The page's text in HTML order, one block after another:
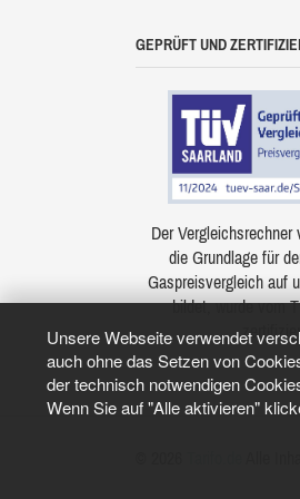
Unsere Webseite verwendet
auch ohne das Setzen von
der technisch notwendigen
Wenn Sie auf "Alle aktivieren"
GEPRÜFT UND
Der Vergleichsrechner
die Grundlage für
Gaspreisvergleich auf
bildet, wurde vom